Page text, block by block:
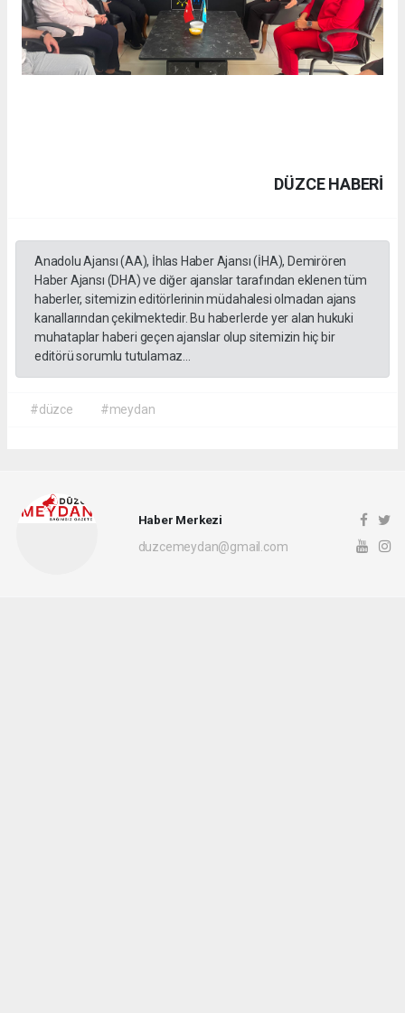
DÜZCE HABERİ
Anadolu Ajansı (AA), İhlas Haber Ajansı (İHA), Demirören
Haber Ajansı (DHA) ve diğer ajanslar tarafından eklenen tüm
haberler, sitemizin editörlerinin müdahalesi olmadan ajans
kanallarından çekilmektedir. Bu haberlerde yer alan hukuki
muhataplar haberi geçen ajanslar olup sitemizin hiç bir
editörü sorumlu tutulamaz...
#düzce #meydan
Haber Merkezi
duzcemeydan@gmail.com